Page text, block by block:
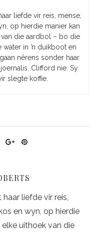
liefde vir reis, mense,
op hierdie manier kan
die aardbol – bo die
in ’n duikboot en
nêrens sonder haar
Clifford nie. Sy
slegte koffie.
haar liefde vir reis,
en wyn, op hierdie
uithoek van die